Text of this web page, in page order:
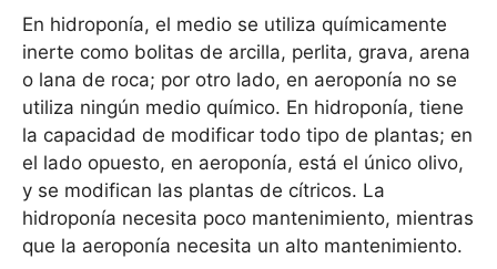
En hidroponía, el medio se utiliza químicamente
inerte como bolitas de arcilla, perlita, grava, arena
o lana de roca; por otro lado, en aeroponía no se
utiliza ningún medio químico. En hidroponía, tiene
la capacidad de modificar todo tipo de plantas; en
el lado opuesto, en aeroponía, está el único olivo,
y se modifican las plantas de cítricos. La
hidroponía necesita poco mantenimiento, mientras
que la aeroponía necesita un alto mantenimiento.